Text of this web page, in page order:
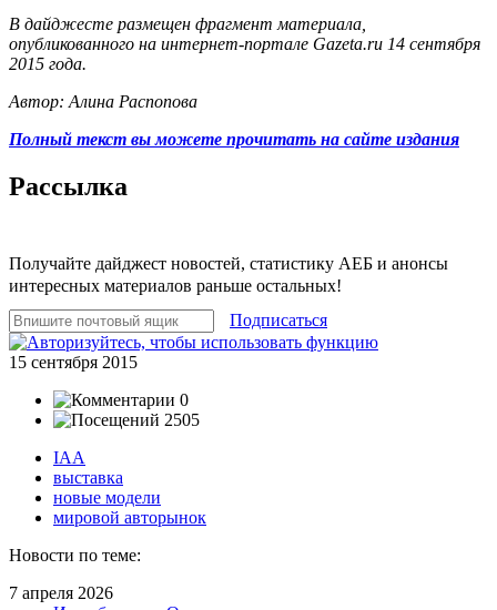
В дайджесте размещен фрагмент материала,
опубликованного на интернет-портале Gazeta.ru 14 сентября
2015 года.
Автор: Алина Распопова
Полный текст вы можете прочитать на сайте издания
Рассылка
Получайте дайджест новостей, статистику АЕБ и анонсы
интересных материалов раньше остальных!
Подписаться
15 сентября 2015
0
2505
IAA
выставка
новые модели
мировой авторынок
Новости по теме:
7 апреля 2026